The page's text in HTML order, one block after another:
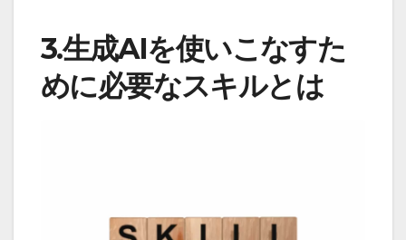
3.生成AIを使いこなすた
めに必要なスキルとは